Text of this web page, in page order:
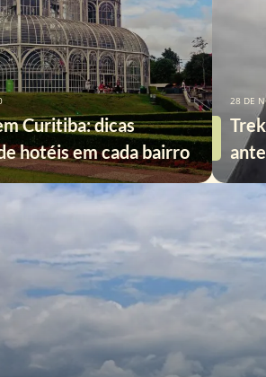
Curitiba: dicas
hotéis em cada bairro
28 DE